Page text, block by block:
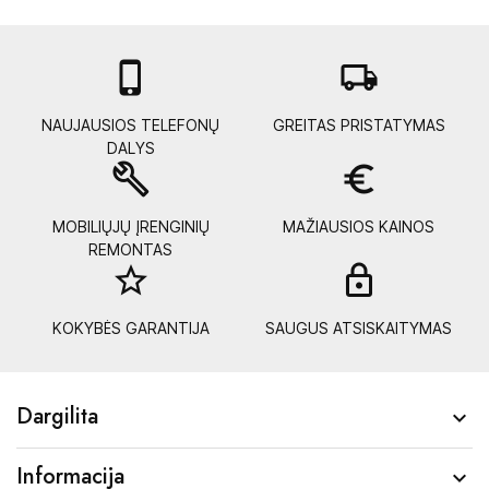

NAUJAUSIOS TELEFONŲ
DALYS
local_shipping
GREITAS PRISTATYMAS
build
MOBILIŲJŲ ĮRENGINIŲ
REMONTAS
euro_symbol
MAŽIAUSIOS KAINOS
star_border
KOKYBĖS GARANTIJA SAUGUS ATSISKAITYMAS
Dargilita 
Informacija 